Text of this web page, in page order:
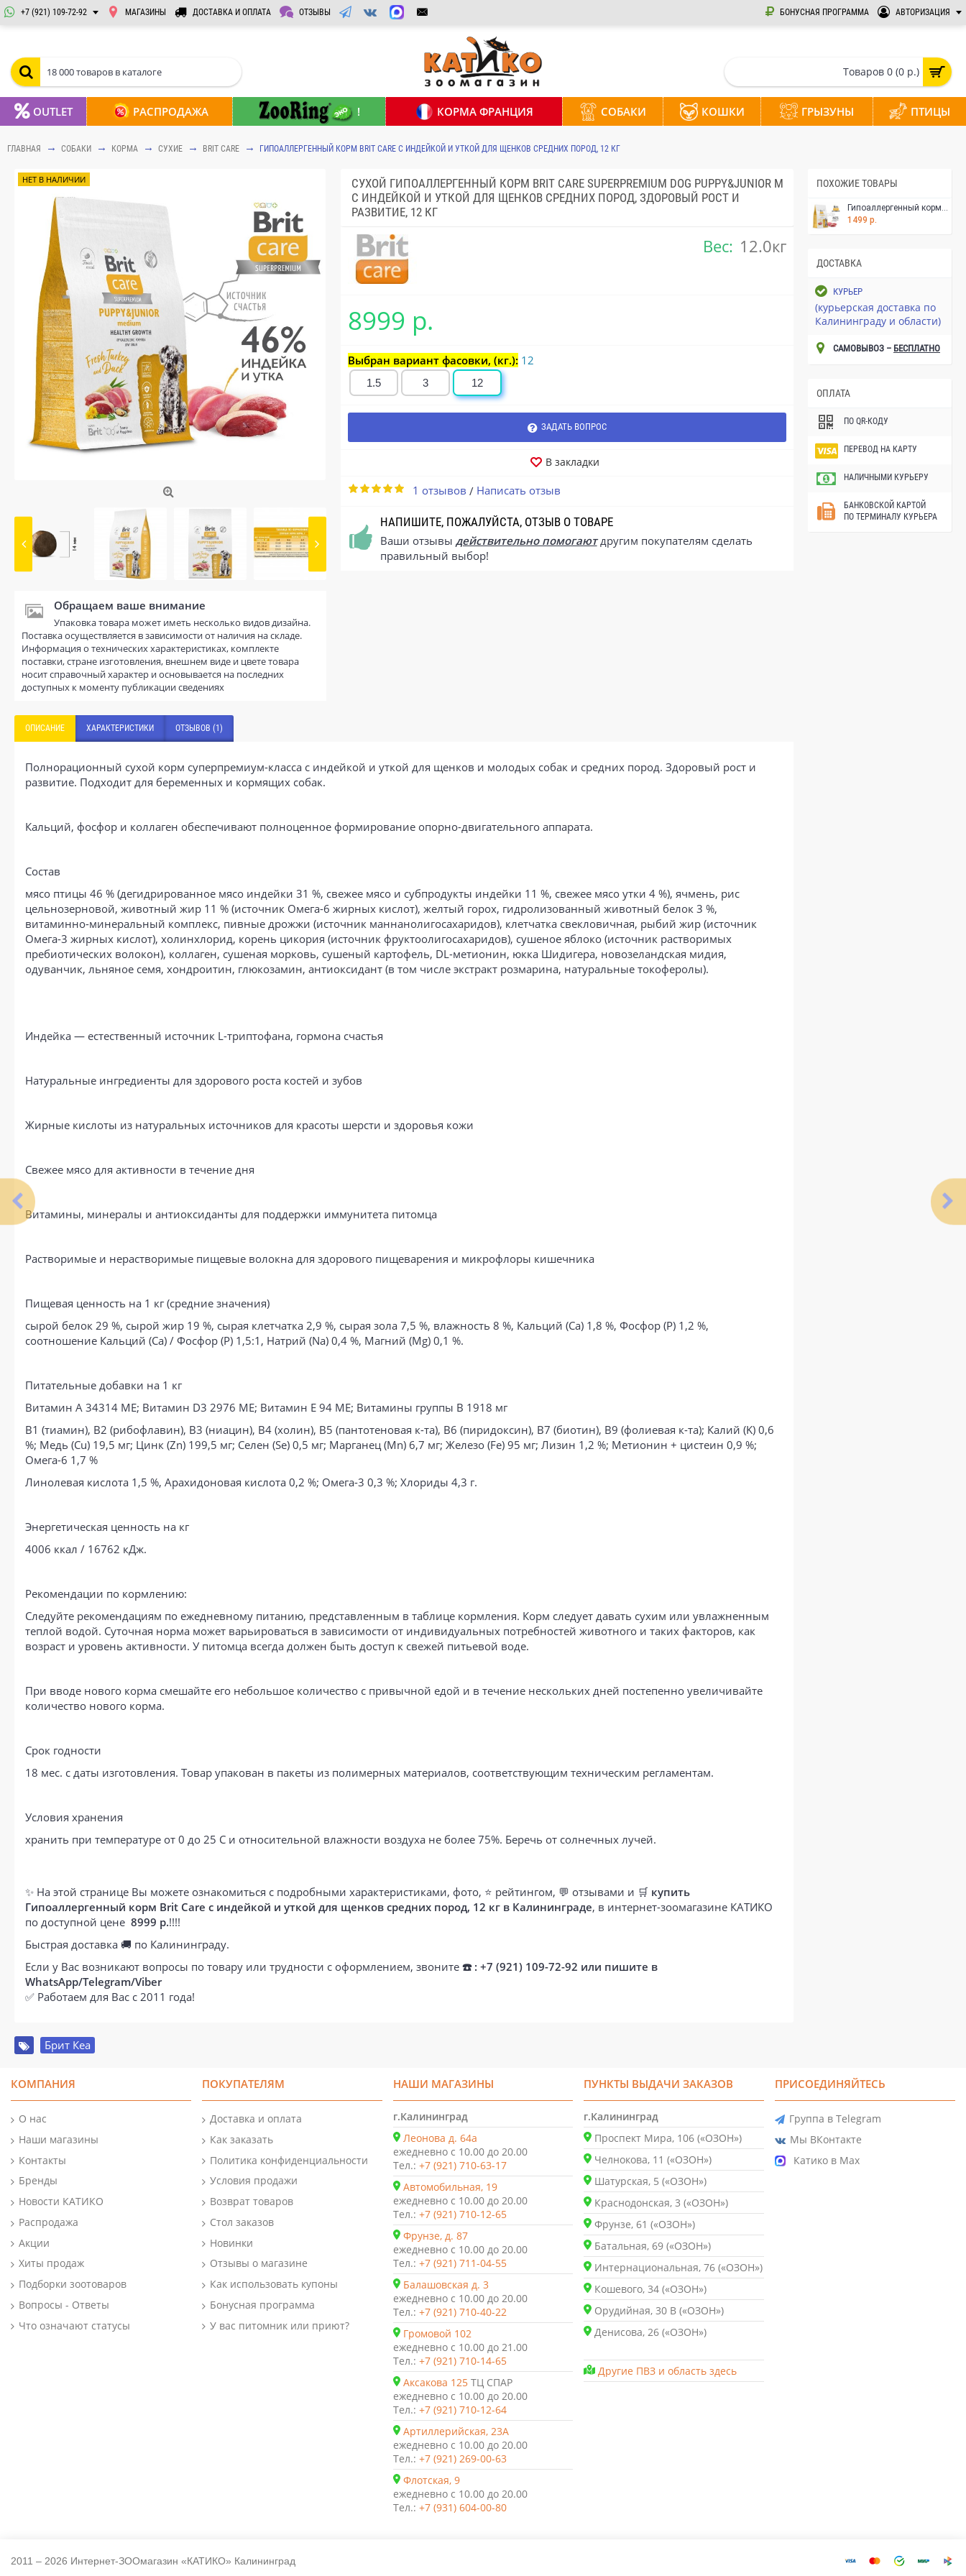
+7 (921) 109-72-92 МАГАЗИНЫ ДОСТАВКА И ОПЛАТА ОТЗЫВЫ БОНУСНАЯ ПРОГРАММА АВТОРИЗАЦИЯ
Товаров 0 (0 р.)
OUTLET РАСПРОДАЖА ! КОРМА ФРАНЦИЯ СОБАКИ КОШКИ ГРЫЗУНЫ ПТИЦЫ
ГЛАВНАЯ СОБАКИ КОРМА СУХИЕ BRIT CARE ГИПОАЛЛЕРГЕННЫЙ КОРМ BRIT CARE С ИНДЕЙКОЙ И УТКОЙ ДЛЯ ЩЕНКОВ СРЕДНИХ ПОРОД, 12 КГ
ПОХОЖИЕ ТОВАРЫ
Гипоаллергенный корм Brit Care с индейкой и уткой для щенков средних пород, 1,5 кг
1499 р.
ДОСТАВКА
КУРЬЕР
(курьерская доставка по
Калининграду и области)
САМОВЫВОЗ – БЕСПЛАТНО
ОПЛАТА
ПО QR-КОДУ
ПЕРЕВОД НА КАРТУ
НАЛИЧНЫМИ КУРЬЕРУ
БАНКОВСКОЙ КАРТОЙ
ПО ТЕРМИНАЛУ КУРЬЕРА
НЕТ В НАЛИЧИИ
Обращаем ваше внимание
Упаковка товара может иметь несколько видов дизайна.
Поставка осуществляется в зависимости от наличия на складе.
Информация о технических характеристиках, комплекте
поставки, стране изготовления, внешнем виде и цвете товара
носит справочный характер и основывается на последних
доступных к моменту публикации сведениях
СУХОЙ ГИПОАЛЛЕРГЕННЫЙ КОРМ BRIT CARE SUPERPREMIUM DOG PUPPY&JUNIOR M
С ИНДЕЙКОЙ И УТКОЙ ДЛЯ ЩЕНКОВ СРЕДНИХ ПОРОД, ЗДОРОВЫЙ РОСТ И
РАЗВИТИЕ, 12 КГ
Вес: 12.0кг
8999 р.
Выбран вариант фасовки, (кг.): 12
1.5 3 12
ЗАДАТЬ ВОПРОС
В закладки
1 отзывов / Написать отзыв
НАПИШИТЕ, ПОЖАЛУЙСТА, ОТЗЫВ О ТОВАРЕ
Ваши отзывы действительно помогаютдругим покупателям сделать
правильный выбор!
ОПИСАНИЕ ХАРАКТЕРИСТИКИ ОТЗЫВОВ (1)
Полнорационный сухой корм суперпремиум-класса с индейкой и уткой для щенков и молодых собак и средних пород. Здоровый рост и
развитие. Подходит для беременных и кормящих собак.
Кальций, фосфор и коллаген обеспечивают полноценное формирование опорно-двигательного аппарата.
Состав
мясо птицы 46 % (дегидрированное мясо индейки 31 %, свежее мясо и субпродукты индейки 11 %, свежее мясо утки 4 %), ячмень, рис
цельнозерновой, животный жир 11 % (источник Омега-6 жирных кислот), желтый горох, гидролизованный животный белок 3 %,
витаминно-минеральный комплекс, пивные дрожжи (источник маннанолигосахаридов), клетчатка свекловичная, рыбий жир (источник
Омега-3 жирных кислот), холинхлорид, корень цикория (источник фруктоолигосахаридов), сушеное яблоко (источник растворимых
пребиотических волокон), коллаген, сушеная морковь, сушеный картофель, DL-метионин, юкка Шидигера, новозеландская мидия,
одуванчик, льняное семя, хондроитин, глюкозамин, антиоксидант (в том числе экстракт розмарина, натуральные токоферолы).
Индейка — естественный источник L-триптофана, гормона счастья
Натуральные ингредиенты для здорового роста костей и зубов
Жирные кислоты из натуральных источников для красоты шерсти и здоровья кожи
Свежее мясо для активности в течение дня
Витамины, минералы и антиоксиданты для поддержки иммунитета питомца
Растворимые и нерастворимые пищевые волокна для здорового пищеварения и микрофлоры кишечника
Пищевая ценность на 1 кг (средние значения)
сырой белок 29 %, сырой жир 19 %, сырая клетчатка 2,9 %, сырая зола 7,5 %, влажность 8 %, Кальций (Са) 1,8 %, Фосфор (Р) 1,2 %,
соотношение Кальций (Са) / Фосфор (Р) 1,5:1, Натрий (Na) 0,4 %, Магний (Mg) 0,1 %.
Питательные добавки на 1 кг
Витамин A 34314 МЕ; Витамин D3 2976 МЕ; Витамин E 94 МЕ; Витамины группы В 1918 мг
В1 (тиамин), В2 (рибофлавин), В3 (ниацин), В4 (холин), В5 (пантотеновая к-та), В6 (пиридоксин), В7 (биотин), В9 (фолиевая к-та); Калий (K) 0,6
%; Медь (Cu) 19,5 мг; Цинк (Zn) 199,5 мг; Селен (Se) 0,5 мг; Марганец (Mn) 6,7 мг; Железо (Fe) 95 мг; Лизин 1,2 %; Метионин + цистеин 0,9 %;
Омега-6 1,7 %
Линолевая кислота 1,5 %, Арахидоновая кислота 0,2 %; Омега-3 0,3 %; Хлориды 4,3 г.
Энергетическая ценность на кг
4006 ккал / 16762 кДж.
Рекомендации по кормлению:
Следуйте рекомендациям по ежедневному питанию, представленным в таблице кормления. Корм следует давать сухим или увлажненным
теплой водой. Суточная норма может варьироваться в зависимости от индивидуальных потребностей животного и таких факторов, как
возраст и уровень активности. У питомца всегда должен быть доступ к свежей питьевой воде.
При вводе нового корма смешайте его небольшое количество с привычной едой и в течение нескольких дней постепенно увеличивайте
количество нового корма.
Срок годности
18 мес. с даты изготовления. Товар упакован в пакеты из полимерных материалов, соответствующим техническим регламентам.
Условия хранения
хранить при температуре от 0 до 25 С и относительной влажности воздуха не более 75%. Беречь от солнечных лучей.
✨ На этой странице Вы можете ознакомиться с подробными характеристиками, фото, ⭐ рейтингом, 💬 отзывами и 🛒 купить
Гипоаллергенный корм Brit Care с индейкой и уткой для щенков средних пород, 12 кг в Калининграде, в интернет-зоомагазине КАТИКО
по доступной цене 8999 р.!!!!
Быстрая доставка 🚚 по Калининграду.
Если у Вас возникают вопросы по товару или трудности с оформлением, звоните ☎️ : +7 (921) 109-72-92 или пишите в
WhatsApp/Telegram/Viber
✅ Работаем для Вас с 2011 года!
Брит Кеа
КОМПАНИЯ
О нас
Наши магазины
Контакты
Бренды
Новости КАТИКО
Распродажа
Акции
Хиты продаж
Подборки зоотоваров
Вопросы - Ответы
Что означают статусы
ПОКУПАТЕЛЯМ
Доставка и оплата
Как заказать
Политика конфиденциальности
Условия продажи
Возврат товаров
Стол заказов
Новинки
Отзывы о магазине
Как использовать купоны
Бонусная программа
У вас питомник или приют?
НАШИ МАГАЗИНЫ
г.Калининград
Леонова д. 64а
ежедневно с 10.00 до 20.00
Тел.: +7 (921) 710-63-17
Автомобильная, 19
ежедневно с 10.00 до 20.00
Тел.: +7 (921) 710-12-65
Фрунзе, д. 87
ежедневно с 10.00 до 20.00
Тел.: +7 (921) 711-04-55
Балашовская д. 3
ежедневно с 10.00 до 20.00
Тел.: +7 (921) 710-40-22
Громовой 102
ежедневно с 10.00 до 21.00
Тел.: +7 (921) 710-14-65
Аксакова 125 ТЦ СПАР
ежедневно с 10.00 до 20.00
Тел.: +7 (921) 710-12-64
Артиллерийская, 23А
ежедневно с 10.00 до 20.00
Тел.: +7 (921) 269-00-63
Флотская, 9
ежедневно с 10.00 до 20.00
Тел.: +7 (931) 604-00-80
ПУНКТЫ ВЫДАЧИ ЗАКАЗОВ
г.Калининград
Проспект Мира, 106 («ОЗОН»)
Челнокова, 11 («ОЗОН»)
Шатурская, 5 («ОЗОН»)
Краснодонская, 3 («ОЗОН»)
Фрунзе, 61 («ОЗОН»)
Батальная, 69 («ОЗОН»)
Интернациональная, 76 («ОЗОН»)
Кошевого, 34 («ОЗОН»)
Орудийная, 30 В («ОЗОН»)
Денисова, 26 («ОЗОН»)
Другие ПВЗ и область здесь
ПРИСОЕДИНЯЙТЕСЬ
Группа в Telegram
Мы ВКонтакте
Катико в Max
2011 – 2026 Интернет-ЗООмагазин «КАТИКО» Калининград